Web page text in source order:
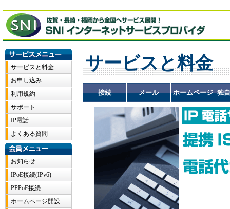
サービスと料金
接続 メール ホームページ 独